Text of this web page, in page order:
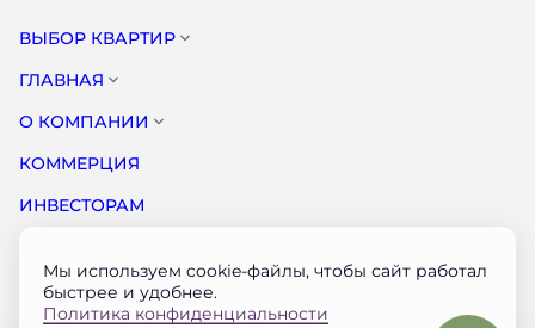
ВЫБОР КВАРТИР
ГЛАВНАЯ
О КОМПАНИИ
КОММЕРЦИЯ
ИНВЕСТОРАМ
КОНТАКТЫ
Мы используем cookie-файлы, чтобы сайт работал
быстрее и удобнее.
Политика конфиденциальности